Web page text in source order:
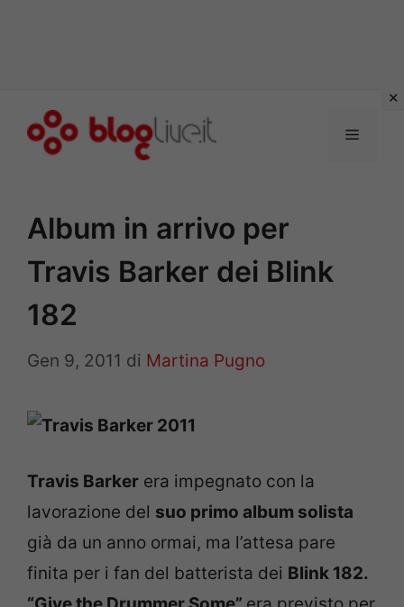
Menu
Album in arrivo per
Travis Barker dei Blink
182
Gen 9, 2011 di Martina Pugno
Travis Barker era impegnato con la
lavorazione del suo primo album solista
già da un anno ormai, ma l’attesa pare
finita per i fan del batterista dei Blink 182.